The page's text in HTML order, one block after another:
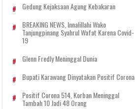
Gedung Kejaksaan Agung Kebakaran
BREAKING NEWS, Innalillahi Wako
Tanjungpinang Syahrul Wafat Karena Covid-
19
Glenn Fredly Meninggal Dunia
Bupati Karawang Dinyatakan Positif Corona
Positif Corona 514, Korban Meninggal
Tambah 10 Jadi 48 Orang